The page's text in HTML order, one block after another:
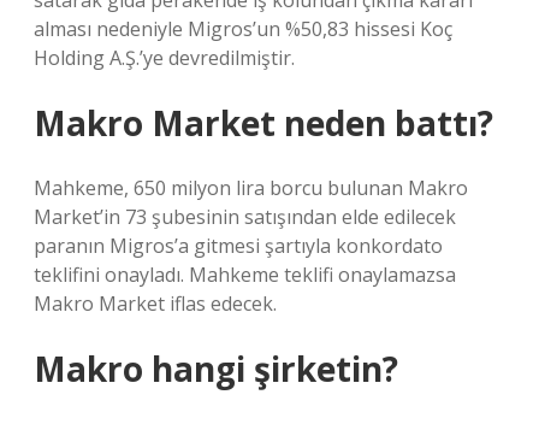
alması nedeniyle Migros’un %50,83 hissesi Koç
Holding A.Ş.’ye devredilmiştir.
Makro Market neden battı?
Mahkeme, 650 milyon lira borcu bulunan Makro
Market’in 73 şubesinin satışından elde edilecek
paranın Migros’a gitmesi şartıyla konkordato
teklifini onayladı. Mahkeme teklifi onaylamazsa
Makro Market iflas edecek.
Makro hangi şirketin?